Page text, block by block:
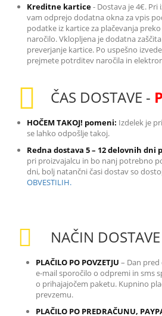
Kreditne kartice- Dostava je 4€. Pri
vam odprejo dodatna okna za vpis
podatke iz kartice za plačevanja
naročilo. Vklopljena je dodatna
preverjanje kartice. Po uspešno
prejmete potrditev naročila in
ČAS DOSTAVE -
HOČEM TAKOJ! pomeni: Izdelek je
se lahko odpošlje takoj.
Redna dostava 5 – 12 delovnih dni
pri proizvajalcu in bo nanj potrebno
dni, bolj natančni časi dostav so
OBVESTILIH.
NAČIN DOSTAVE
PLAČILO PO POVZETJU – Dan
e-mail sporočilo o odpremi in sms
o prihajajočem paketu. Kupnino
prevzemu.
PLAČILO PO PREDRAČUNU,